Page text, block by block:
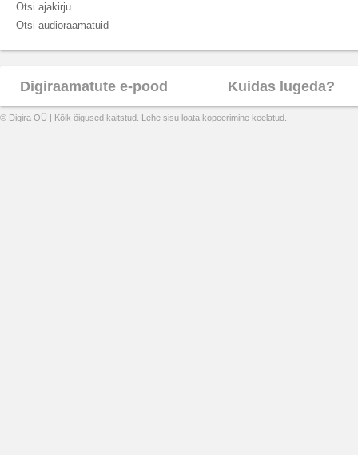
Otsi ajakirju
Otsi audioraamatuid
Digiraamatute e-pood Kuidas lugeda?
© Digira OÜ | Kõik õigused kaitstud. Lehe sisu loata kopeerimine keelatud.